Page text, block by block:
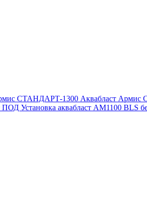
СТАНДАРТ-1300 Аквабласт
ПОД Установка аквабласт AM1100 BLS